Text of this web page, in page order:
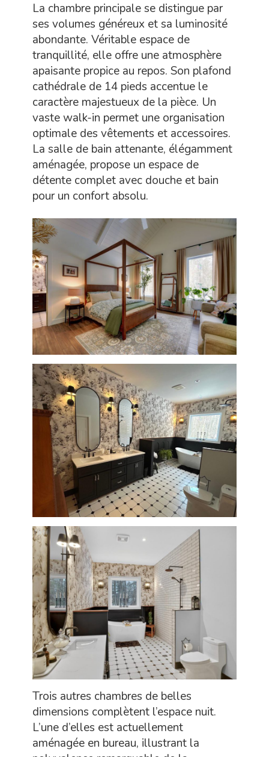
La chambre principale se distingue par
ses volumes généreux et sa luminosité
abondante. Véritable espace de
tranquillité, elle offre une atmosphère
apaisante propice au repos. Son plafond
cathédrale de 14 pieds accentue le
caractère majestueux de la pièce. Un
vaste walk-in permet une organisation
optimale des vêtements et accessoires.
La salle de bain attenante, élégamment
aménagée, propose un espace de
détente complet avec douche et bain
pour un confort absolu.
Trois autres chambres de belles
dimensions complètent l’espace nuit.
L’une d’elles est actuellement
aménagée en bureau, illustrant la